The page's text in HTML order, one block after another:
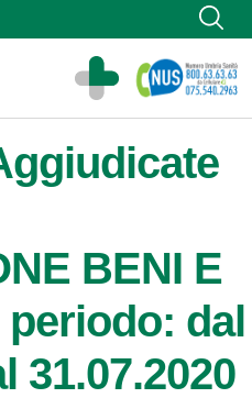
di Terni
BENI E
periodo: dal
31.07.2020